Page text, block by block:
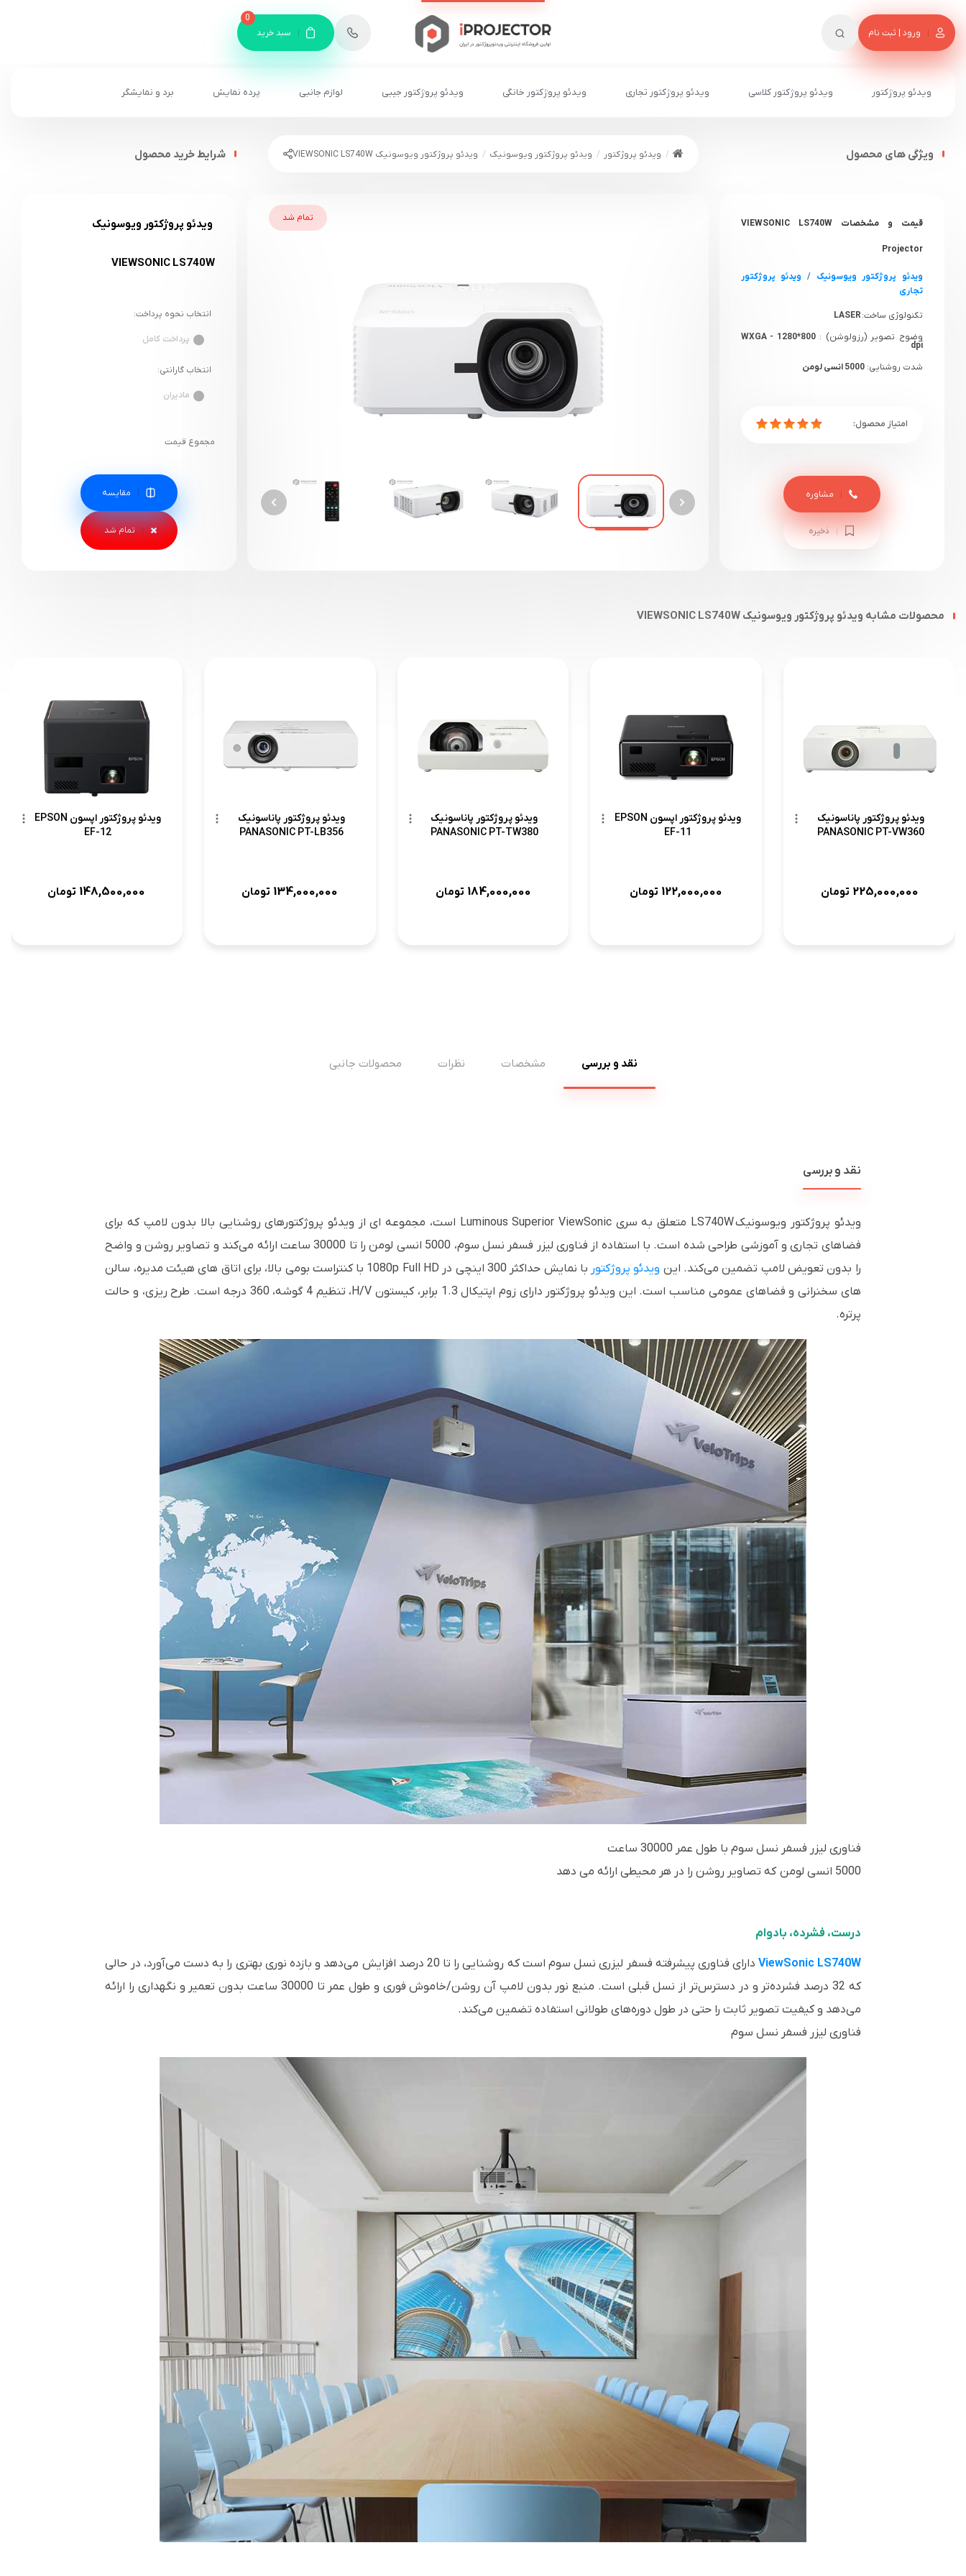
ورود | ثبت نام
8
سبد خرید
0
ویدئو پروژکتور ویدئو پروژکتور کلاسی ویدئو پروژکتور تجاری ویدئو پروژکتور خانگی ویدئو پروژکتور جیبی لوازم جانبی پرده نمایش برد و نمایشگر
ویدئو پروژکتور ویدئو پروژکتور ویوسونیک ویدئو پروژکتور ویوسونیک VIEWSONIC LS740W
تمام شد
شرایط خرید محصول
ویدئو پروژکتور ویوسونیک
VIEWSONIC LS740W
انتخاب نحوه پرداخت:
پرداخت کامل
انتخاب گارانتی:
مادیران
مجموع قیمت
مقایسه
ویژگی های محصول
قیمت و مشخصات VIEWSONIC LS740W
Projector
ویدئو پروژکتور ویوسونیک / ویدئو پروژکتور
تجاری
تکنولوژی ساخت:LASER
وضوح تصویر (رزولوشن) : WXGA - 1280*800
dpi
شدت روشنایی: 5000 انسی لومن
سلامت
ذخیره
مشاوره
محصولات مشابه ویدئو پروژکتور ویوسونیک VIEWSONIC LS740W
ویدئو پروژکتور پاناسونیک
PANASONIC PT-VW360
225,000,000 تومان
ویدئو پروژکتور اپسون EPSON
EF-11
122,000,000 تومان
ویدئو پروژکتور پاناسونیک
PANASONIC PT-TW380
184,000,000 تومان
ویدئو پروژکتور پاناسونیک
PANASONIC PT-LB356
134,000,000 تومان
ویدئو پروژکتور اپسون EPSON
EF-12
148,500,000 تومان
نقد و بررسی مشخصات نظرات محصولات جانبی
نقد و بررسی
ویدئو پروژکتور ویوسونیک LS740W متعلق به سری Luminous Superior ViewSonic است، مجموعه ای از ویدئو پروژکتورهای روشنایی بالا بدون لامپ که برای
فضاهای تجاری و آموزشی طراحی شده است. با استفاده از فناوری لیزر فسفر نسل سوم، 5000 انسی لومن را تا 30000 ساعت ارائه می‌کند و تصاویر روشن و واضح
را بدون تعویض لامپ تضمین می‌کند. این ویدئو پروژکتور
با نمایش حداکثر 300 اینچی در 1080p Full HD با کنتراست بومی بالا، برای اتاق های هیئت مدیره، سالن
های سخنرانی و فضاهای عمومی مناسب است. این ویدئو پروژکتور دارای زوم اپتیکال 1.3 برابر، کیستون H/V، تنظیم 4 گوشه، 360 درجه است. طرح ریزی، و حالت
پرتره.
فناوری لیزر فسفر نسل سوم با طول عمر 30000 ساعت
5000 انسی لومن که تصاویر روشن را در هر محیطی ارائه می دهد
درست، فشرده، بادوام
ViewSonic LS740W
دارای فناوری پیشرفته فسفر لیزری نسل سوم است که روشنایی را تا 20 درصد افزایش می‌دهد و بازده نوری بهتری را به دست می‌آورد، در حالی
که 32 درصد فشرده‌تر و در دسترس‌تر از نسل قبلی است. منبع نور بدون لامپ آن روشن/خاموش فوری و طول عمر تا 30000 ساعت بدون تعمیر و نگهداری را ارائه
می‌دهد و کیفیت تصویر ثابت را حتی در طول دوره‌های طولانی استفاده تضمین می‌کند.
فناوری لیزر فسفر نسل سوم